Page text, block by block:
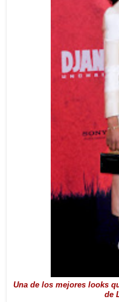
Una de los mejores looks
de